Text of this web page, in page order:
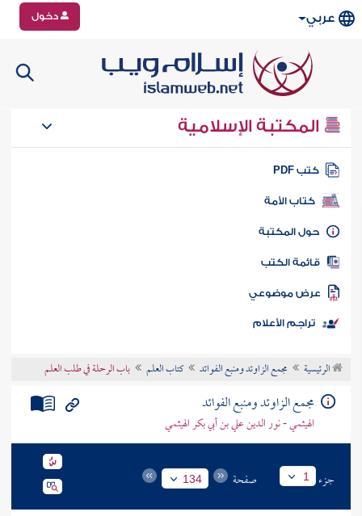
عربي دخول
المكتبة الإسلامية
كتب PDF
كتاب الأمة
المكتبة
الكتب
موضوعي
تراجم الأعلام
الرئيسية مجمع الزاوئد ومنبع الفوائد كتاب العلم باب الرحلة في طلب العلم
مجمع الزاوئد ومنبع الفوائد
الهيثمي - نور الدين علي بن أبي بكر الهيثمي
جزء 1 صفحة 134